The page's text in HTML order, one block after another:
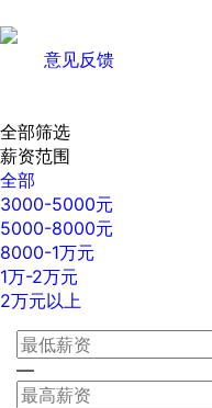
意见反馈
全部筛选
薪资范围
全部
3000-5000元
5000-8000元
8000-1万元
1万-2万元
2万元以上
—